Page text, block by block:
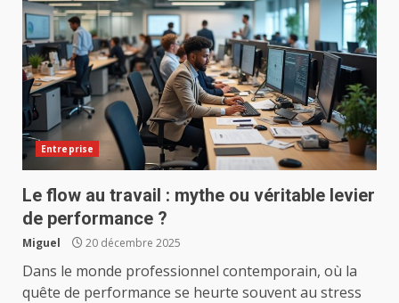
Entreprise
Le flow au travail : mythe ou véritable levier
de performance ?
Miguel 20 décembre 2025
Dans le monde professionnel contemporain, où la
quête de performance se heurte souvent au stress